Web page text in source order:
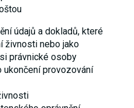
údajů a dokladů, které
živnosti nebo jako
právnické osoby
ukončení provozování